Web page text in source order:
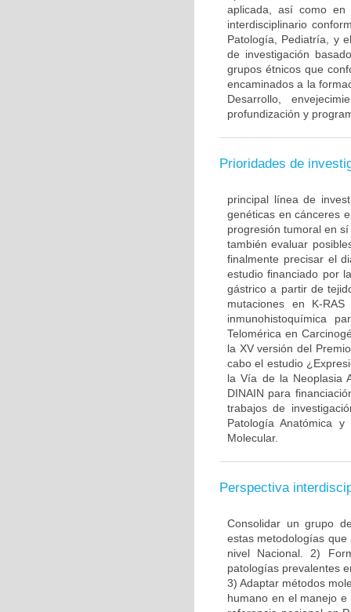
aplicada, así como en
interdisciplinario
Patología, Pediatría, y
de investigación
grupos étnicos que
encaminados a la
Desarrollo,
profundización y
Prioridades de
principal línea de
genéticas en cánceres
progresión tumoral en
también evaluar
finalmente precisar el
estudio financiado por
gástrico a partir de
mutaciones en K-
inmunohistoquímica
Telomérica en
la XV versión del
cabo el estudio
la Vía de la Neoplasia
DINAIN para
trabajos de
Patología Anatómica
Molecular.
Perspectiva
Consolidar un grupo
estas metodologías
nivel Nacional. 2)
patologías prevalentes
3) Adaptar métodos
humano en el manejo